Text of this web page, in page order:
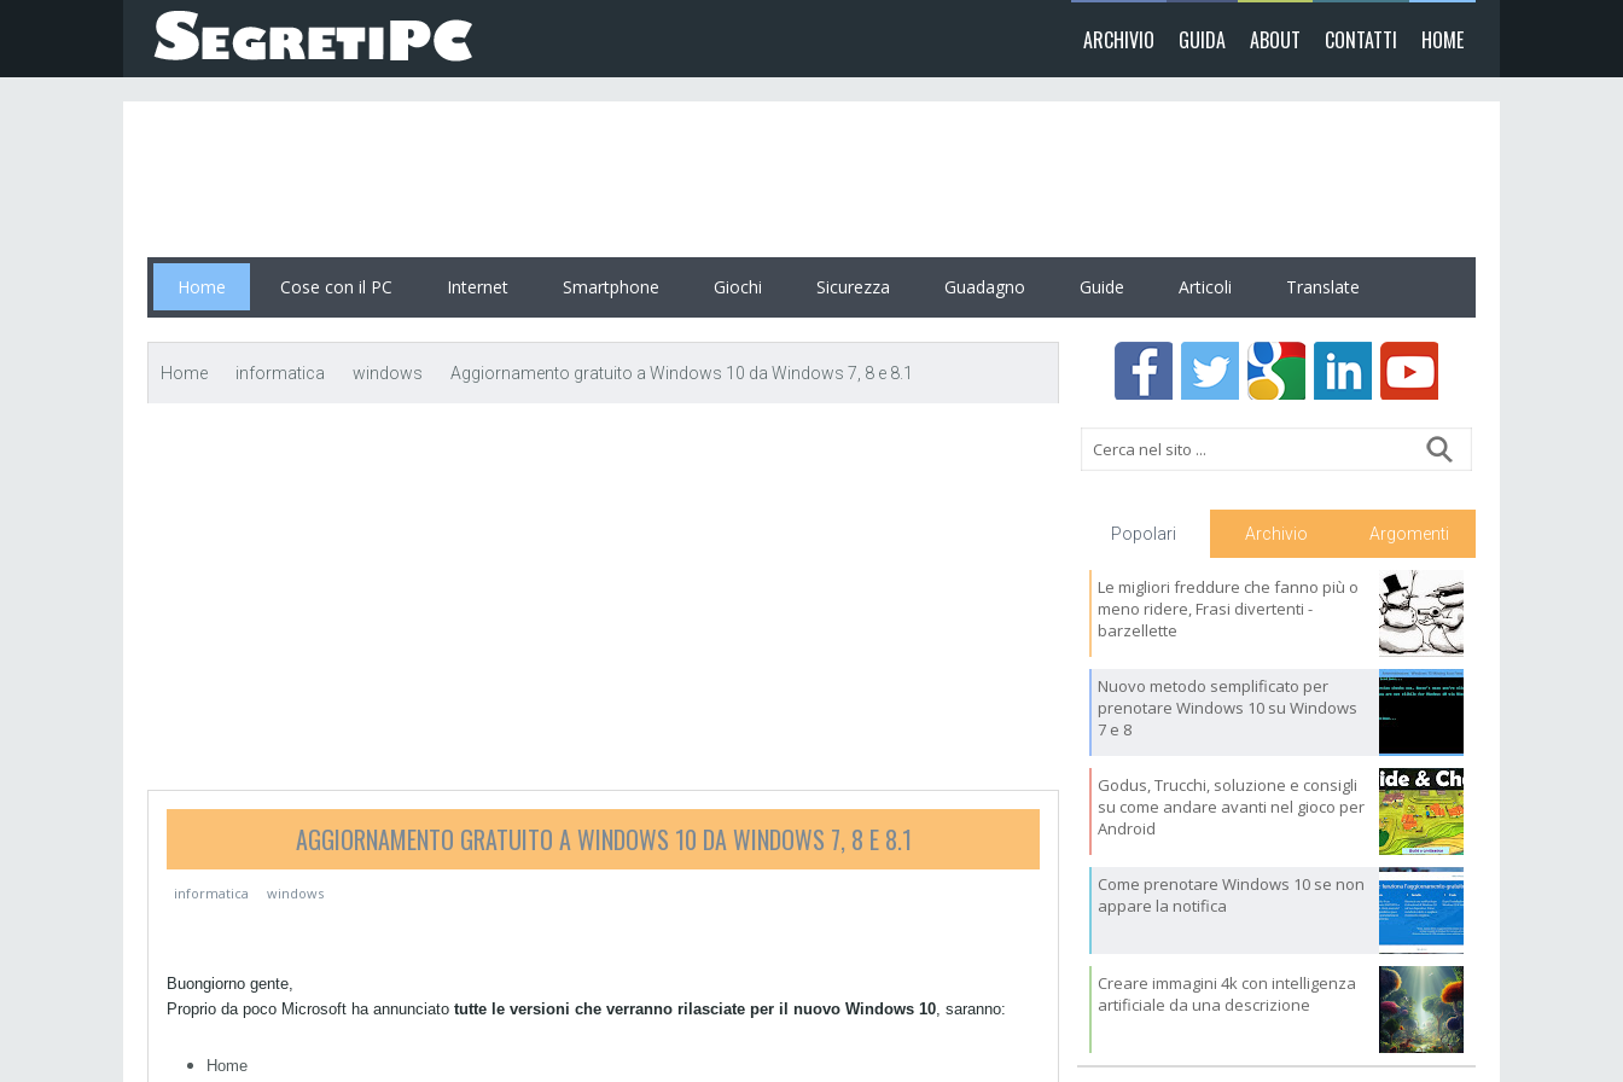
ARCHIVIO GUIDA ABOUT CONTATTI HOME
Home Cose con il PC Internet Smartphone Giochi Sicurezza Guadagno Guide Articoli Translate
Home informatica windows Aggiornamento gratuito a Windows 10 da Windows 7, 8 e 8.1
AGGIORNAMENTO GRATUITO A WINDOWS 10 DA WINDOWS 7, 8 E 8.1
informatica windows
Buongiorno gente,
Proprio da poco Microsoft ha annunciato tutte le versioni che verranno rilasciate per il nuovo Windows 10, saranno:
Home
Popolari Archivio Argomenti
Le migliori freddure che fanno più o
meno ridere, Frasi divertenti -
barzellette
Nuovo metodo semplificato per
prenotare Windows 10 su Windows
7 e 8
Godus, Trucchi, soluzione e consigli
su come andare avanti nel gioco per
Android
Come prenotare Windows 10 se non
appare la notifica
Creare immagini 4k con intelligenza
artificiale da una descrizione